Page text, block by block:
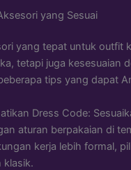
yang Sesuai
yang tepat untuk outfit
tetapi juga kesesuaian
tips yang dapat
Dress Code:
aturan berpakaian di
kerja lebih formal,
klasik.